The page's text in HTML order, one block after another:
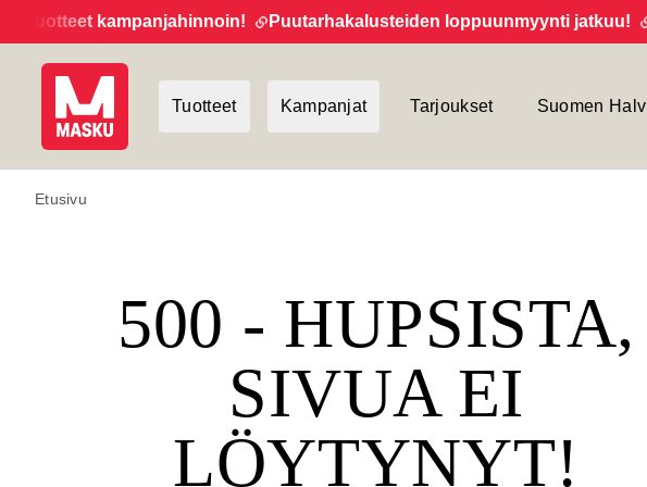
kampanjahinnoin! Puutarhakalusteiden loppuunmyynti jatkuu!
Tuotteet Kampanjat Tarjoukset Suomen
Etusivu
500 - HUPSISTA,
SIVUA EI
LÖYTYNYT!